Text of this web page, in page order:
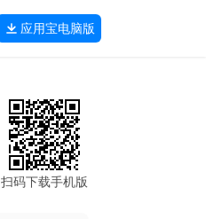
应用宝电脑版
扫码下载手机版